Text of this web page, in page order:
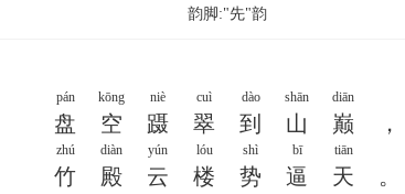
韵脚:"先"韵
pán kōng niè cuì dào shān diān
盘 空 蹑 翠 到 山 巅 ，
zhú diàn yún lóu shì bī tiān
竹 殿 云 楼 势 逼 天 。